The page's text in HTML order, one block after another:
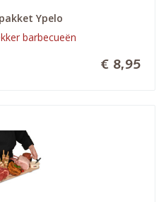
Ypelo
barbecueën
€ 8,95